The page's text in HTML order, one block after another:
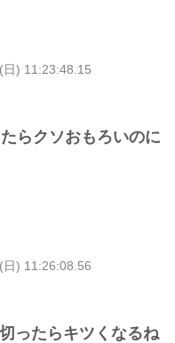
) 11:23:48.15
らクソおもろいのに
) 11:26:08.56
ったらキツくなるね